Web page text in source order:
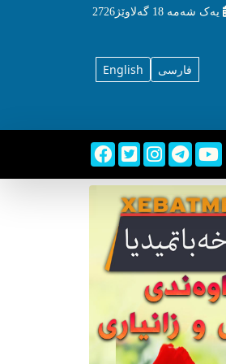
یه‌ک شه‌مه‌ 18 گه‌لاوێژ2726
English فارسی